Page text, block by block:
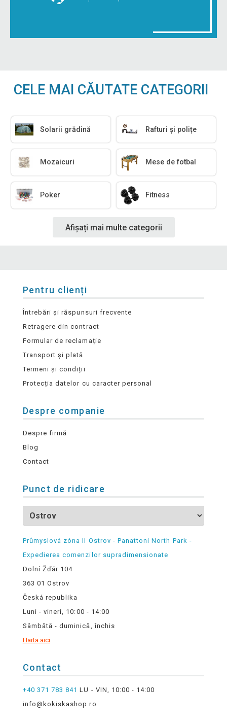
CELE MAI CĂUTATE CATEGORII
Solarii grădină Rafturi și polițe
Mozaicuri Mese de fotbal
Poker Fitness
Afișați mai multe categorii
Pentru clienți
Întrebări și răspunsuri frecvente
Retragere din contract
Formular de reclamație
Transport și plată
Termeni și condiții
Protecția datelor cu caracter personal
Despre companie
Despre firmă
Blog
Contact
Punct de ridicare
Průmyslová zóna II Ostrov - Panattoni North Park -
Expedierea comenzilor supradimensionate
Dolní Žďár 104
363 01 Ostrov
Česká republika
Luni - vineri, 10:00 - 14:00
Sâmbătă - duminică, închis
Harta aici
Contact
+40 371 783 841 LU - VIN, 10:00 - 14:00
info@kokiskashop.ro